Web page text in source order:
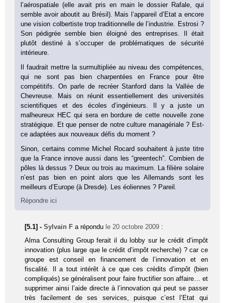
l’aérospatiale (elle avait pris en main le dossier Rafale, qui
semble avoir aboutit au Brésil). Mais l’appareil d’Etat a encore
une vision colbertiste trop traditionnelle de l’industrie. Estrosi ?
Son pédigrée semble bien éloigné des entreprises. Il était
plutôt destiné à s’occuper de problématiques de sécurité
intérieure.
Il faudrait mettre la surmultipliée au niveau des compétences,
qui ne sont pas bien charpentées en France pour être
compétitifs. On parle de recréer Stanford dans la Vallée de
Chevreuse. Mais on réunit essentiellement des universités
scientifiques et des écoles d’ingénieurs. Il y a juste un
malheureux HEC qui sera en bordure de cette nouvelle zone
stratégique. Et que penser de notre culture managériale ? Est-
ce adaptées aux nouveaux défis du moment ?
Sinon, certains comme Michel Rocard souhaitent à juste titre
que la France innove aussi dans les “greentech”. Combien de
pôles là dessus ? Deux ou trois au maximum. La filière solaire
n’est pas bien en point alors que les Allemands sont les
meilleurs d’Europe (à Dresde). Les éoliennes ? Pareil.
Répondre ici
[5.1] -Sylvain F a répondu le 20 octobre 2009 :
Alma Consulting Group ferait il du lobby sur le crédit d’impôt
innovation (plus large que le crédit d’impôt recherche) ? car ce
groupe est conseil en financement de l’innovation et en
fiscalité. Il a tout intérêt à ce que ces crédits d’impôt (bien
compliqués) se généralisent pour faire fructifier son affaire… et
supprimer ainsi l’aide directe à l’innovation qui peut se passer
très facilement de ses services, puisque c’est l’Etat qui